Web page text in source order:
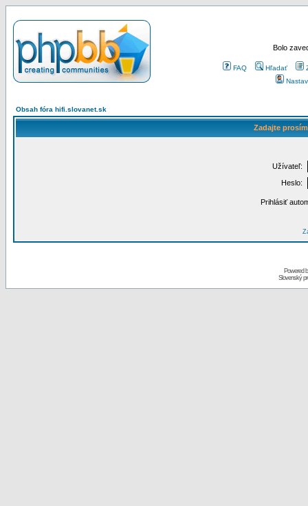
Bolo
FAQ Hľadať
Obsah fóra hifi.slovanet.sk
Zadajte
Užívateľ:
Heslo:
Prihlásiť
Powered
Slovenský